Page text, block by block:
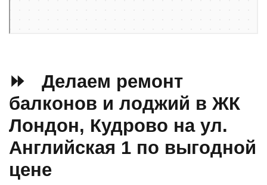
⏩ Делаем ремонт
балконов и лоджий в ЖК
Лондон, Кудрово на ул.
Английская 1 по выгодной
цене